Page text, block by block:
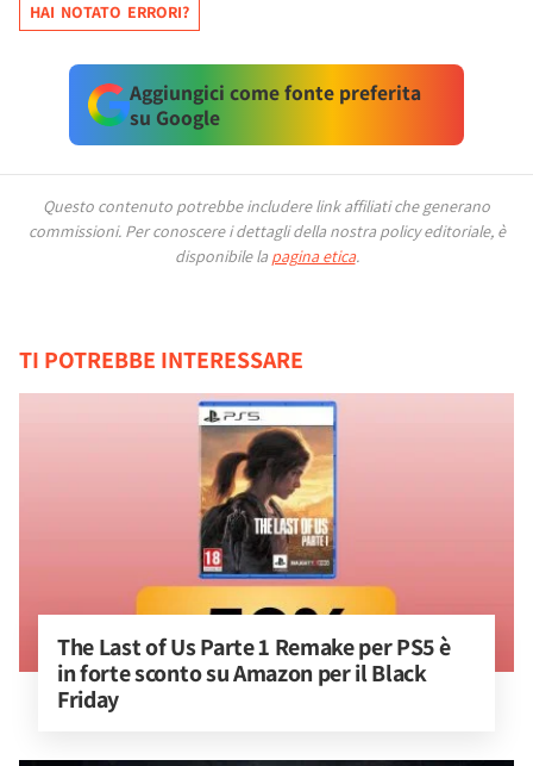
HAI NOTATO ERRORI?
Aggiungici come fonte preferita
su Google
Questo contenuto potrebbe includere link affiliati che generano
commissioni. Per conoscere i dettagli della nostra policy editoriale, è
disponibile la pagina etica.
TI POTREBBE INTERESSARE
The Last of Us Parte 1 Remake per PS5 è
in forte sconto su Amazon per il Black
Friday